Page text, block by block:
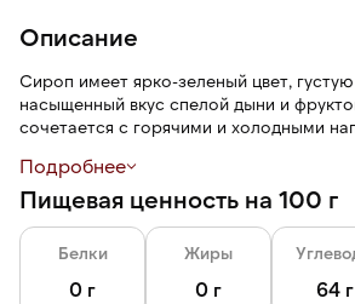
Описание
Сироп имеет ярко-зеленый цвет,
насыщенный вкус спелой дыни и
сочетается с горячими и холодными
пропускает неприятные запахи и не
продукта, удобна в использовании.
Подробнее
Пищевая ценность на 100 г
Белки
0 г
Жиры
0 г 64 г